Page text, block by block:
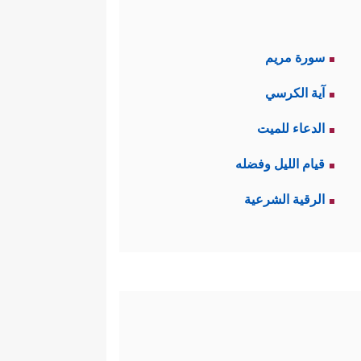
سورة مريم
آية الكرسي
الدعاء للميت
قيام الليل وفضله
الرقية الشرعية